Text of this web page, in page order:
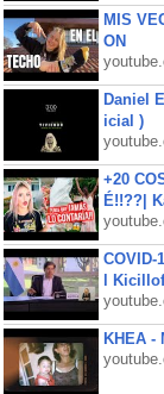
MIS
ON
Daniel
icial )
+20
É!!??|
l
KHEA -